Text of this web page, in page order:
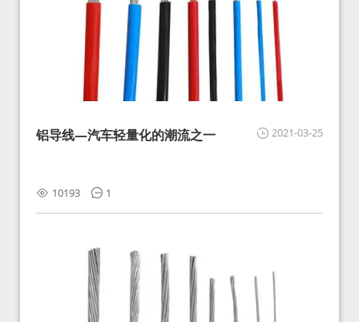
2021-03-25
铝导线—汽车轻量化的潮流之一
10193 1